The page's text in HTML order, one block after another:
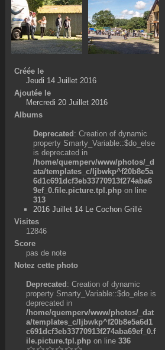
Créée le
Jeudi 14 Juillet 2016
Ajoutée le
Mercredi 20 Juillet 2016
Albums
Deprecated: Creation of dynamic
property Smarty_Variable::$do_else
is deprecated in
/home/quemperv/www/photos/_d
ata/templates_c/ljbwkp^f20b8e5a
6d1c691dcf3eb33770913f274aba6
9ef_0.file.picture.tpl.php on line
313
2016 Juillet 14 Le Cochon Grillé
Visites
12846
Score
pas de note
Notez cette photo
Deprecated: Creation of dynamic
property Smarty_Variable::$do_else is
deprecated in
/home/quemperv/www/photos/_dat
a/templates_c/ljbwkp^f20b8e5a6d1
c691dcf3eb33770913f274aba69ef_0.f
ile.picture.tpl.phpon line 336